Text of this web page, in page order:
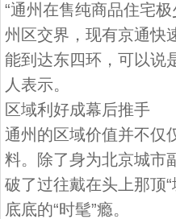
“通州在售纯商品住宅
州区交界，现有京通快
能到达东四环，可以说
人表示。
区域利好成幕后推手
通州的区域价值并不仅
料。除了身为北京城市
破了过往戴在头上那顶
底底的“时髦”瘾。